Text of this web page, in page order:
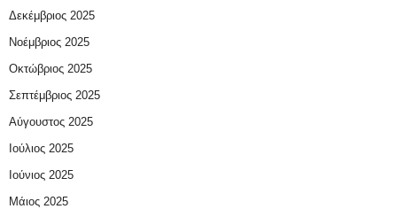
Δεκέμβριος 2025
Νοέμβριος 2025
Οκτώβριος 2025
Σεπτέμβριος 2025
Αύγουστος 2025
Ιούλιος 2025
Ιούνιος 2025
Μάιος 2025